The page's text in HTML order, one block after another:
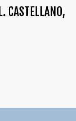
L. CASTELLANO